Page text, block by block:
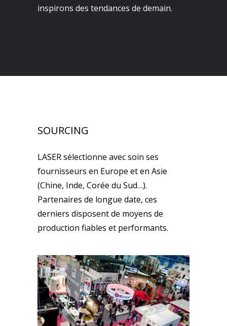
inspirons des tendances de demain.
SOURCING
LASER sélectionne avec soin ses
fournisseurs en Europe et en Asie
(Chine, Inde, Corée du Sud…).
Partenaires de longue date, ces
derniers disposent de moyens de
production fiables et performants.